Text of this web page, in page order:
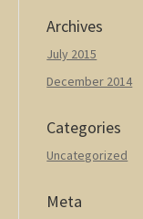
Archives
July 2015
December 2014
Categories
Uncategorized
Meta